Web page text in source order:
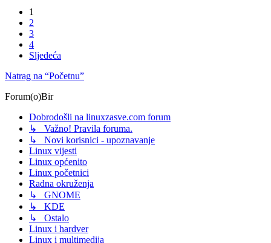
1
2
3
4
Sljedeća
Natrag na “Početnu”
Forum(o)Bir
Dobrodošli na linuxzasve.com forum
↳ Važno! Pravila foruma.
↳ Novi korisnici - upoznavanje
Linux vijesti
Linux općenito
Linux početnici
Radna okruženja
↳ GNOME
↳ KDE
↳ Ostalo
Linux i hardver
Linux i multimedija